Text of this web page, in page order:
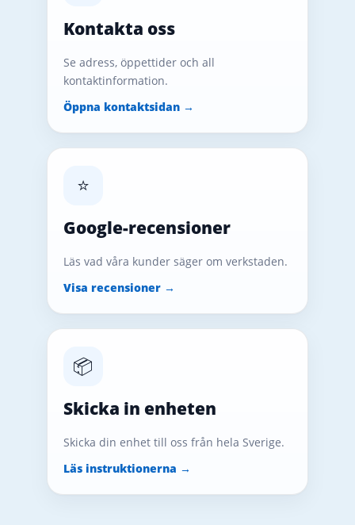
Kontakta oss
Se adress, öppettider och all
kontaktinformation.
Öppna kontaktsidan →
⭐
Google-recensioner
Läs vad våra kunder säger om verkstaden.
Visa recensioner →
📦
Skicka in enheten
Skicka din enhet till oss från hela Sverige.
Läs instruktionerna →